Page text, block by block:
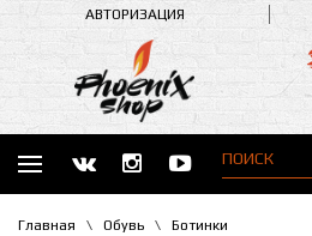
АВТОРИЗАЦИЯ
Главная \ Обувь \ Ботинки